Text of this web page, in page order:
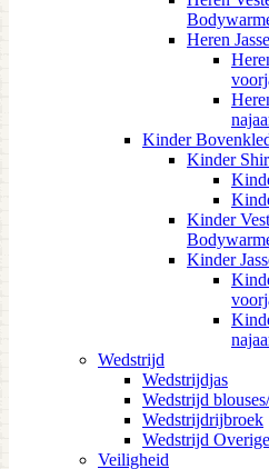
Heren
Kinder
Kinder
Kinder
Kinder
Wedstrijd
Wedstrijdjas
Wedstrijd
Wedstrijdrijbroek
Wedstrijd Overige
Veiligheid